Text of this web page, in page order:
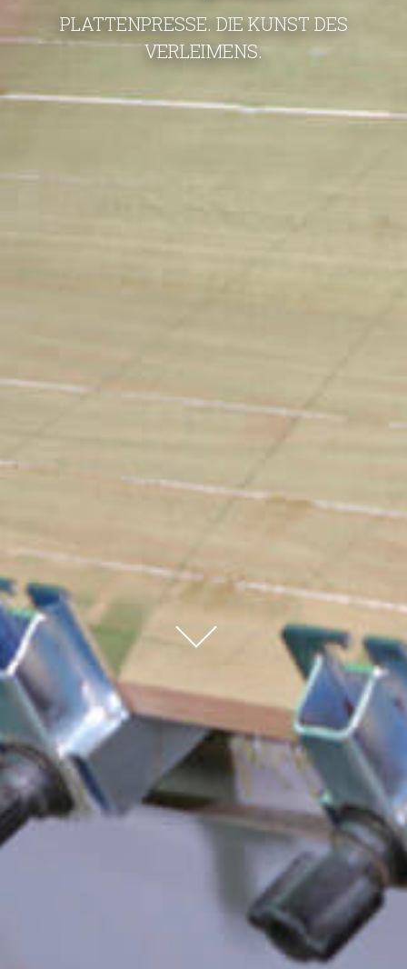
PLATTENPRESSE. DIE KUNST DES
VERLEIMENS.